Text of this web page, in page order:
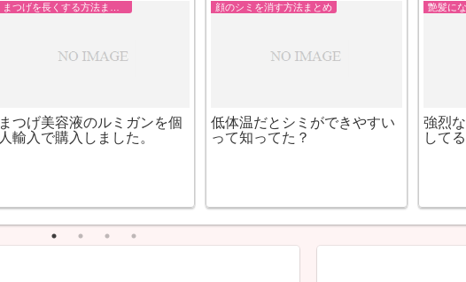
大人気ビハクエンのトレチノ
インが入荷待ち!?エーレット
ユークロマクリームを使って
みてきれいな肌へ